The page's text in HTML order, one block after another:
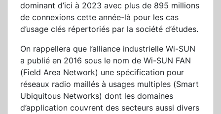
dominant d’ici à 2023 avec plus de 895 millions
de connexions cette année-là pour les cas
d’usage clés répertoriés par la société d’études.
On rappellera que l’alliance industrielle Wi-SUN
a publié en 2016 sous le nom de Wi-SUN FAN
(Field Area Network) une spécification pour
réseaux radio maillés à usages multiples (Smart
Ubiquitous Networks) dont les domaines
d’application couvrent des secteurs aussi divers